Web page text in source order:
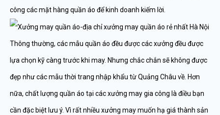
công các mặt hàng quần áo để kinh doanh kiếm lời.
Thông thường, các mẫu quần áo đều được các xưởng đều được
lựa chọn kỹ càng trước khi may. Nhưng chắc chắn sẽ không được
đẹp như các mẫu thời trang nhập khẩu từ Quảng Châu về. Hơn
nữa, chất lượng quần áo tại các xưởng may gia công là điều bạn
cần đặc biệt lưu ý. Vì rất nhiều xưởng may muốn hạ giá thành sản